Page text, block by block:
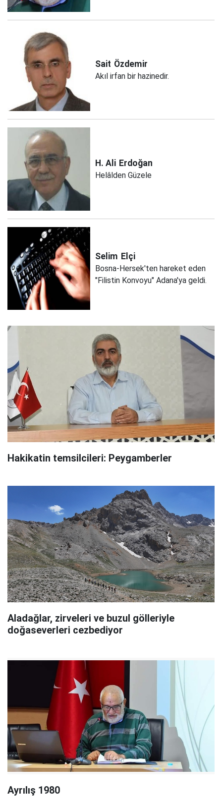
Sait Özdemir
Akıl irfan bir hazinedir.
H. Ali Erdoğan
Helâlden Güzele
Selim Elçi
Bosna-Hersek'ten hareket eden
"Filistin Konvoyu" Adana'ya geldi.
Hakikatin temsilcileri: Peygamberler
Aladağlar, zirveleri ve buzul gölleriyle
doğaseverleri cezbediyor
Ayrılış 1980